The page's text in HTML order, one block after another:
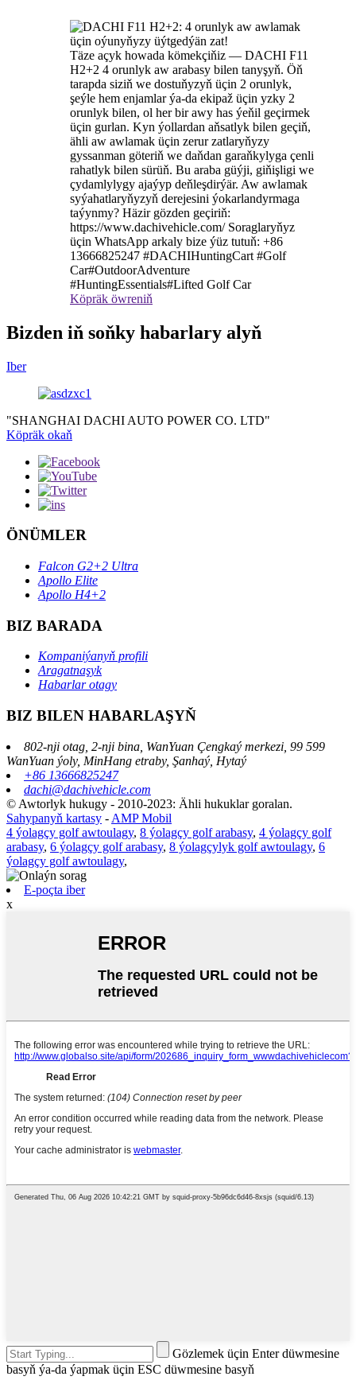
Täze açyk howada kömekçiňiz — DACHI F11
H2+2 4 orunlyk aw arabasy bilen tanyşyň. Öň
tarapda siziň we dostuňyzyň üçin 2 orunlyk,
şeýle hem enjamlar ýa-da ekipaž üçin yzky 2
orunlyk bilen, ol her bir awy has ýeňil geçirmek
üçin gurlan. Kyn ýollardan aňsatlyk bilen geçiň,
ähli aw awlamak üçin zerur zatlaryňyzy
gyssanman göteriň we daňdan garaňkylyga çenli
rahatlyk bilen sürüň. Bu araba güýji, giňişligi we
çydamlylygy ajaýyp deňleşdirýär. Aw awlamak
syýahatlaryňyzyň derejesini ýokarlandyrmaga
taýynmy? Häzir gözden geçiriň:
https://www.dachivehicle.com/ Soraglaryňyz
üçin WhatsApp arkaly bize ýüz tutuň: +86
13666825247 #DACHIHuntingCart #Golf
Car#OutdoorAdventure
#HuntingEssentials#Lifted Golf Car
Köpräk öwreniň
Bizden iň soňky habarlary alyň
Iber
"SHANGHAI DACHI AUTO POWER CO. LTD"
Köpräk okaň
ÖNÜMLER
Falcon G2+2 Ultra
Apollo Elite
Apollo H4+2
BIZ BARADA
Kompaniýanyň profili
Aragatnaşyk
Habarlar otagy
BIZ BILEN HABARLAŞYŇ
802-nji otag, 2-nji bina, WanYuan Çengkaý merkezi, 99 599
WanYuan ýoly, MinHang etraby, Şanhaý, Hytaý
+86 13666825247
dachi@dachivehicle.com
© Awtorlyk hukugy - 2010-2023: Ähli hukuklar goralan.
Sahypanyň kartasy - AMP Mobil
4 ýolagçy golf awtoulagy, 8 ýolagçy golf arabasy, 4 ýolagçy golf
arabasy, 6 ýolagçy golf arabasy, 8 ýolagçylyk golf awtoulagy, 6
ýolagçy golf awtoulagy,
E-poçta iber
x
Gözlemek üçin Enter düwmesine
basyň ýa-da ýapmak üçin ESC düwmesine basyň